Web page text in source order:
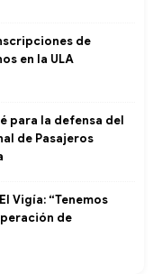
de
en la ULA
para la defensa del
de Pasajeros
Vigía: “Tenemos
de